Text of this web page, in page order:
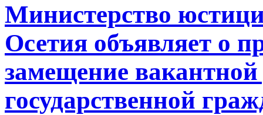
Министерство
Осетия объявляет о
замещение
государственной